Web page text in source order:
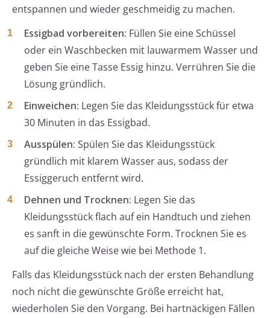
entspannen und wieder geschmeidig zu machen.
Essigbad vorbereiten: Füllen Sie eine Schüssel
oder ein Waschbecken mit lauwarmem Wasser und
geben Sie eine Tasse Essig hinzu. Verrühren Sie die
Lösung gründlich.
Einweichen: Legen Sie das Kleidungsstück für etwa
30 Minuten in das Essigbad.
Ausspülen: Spülen Sie das Kleidungsstück
gründlich mit klarem Wasser aus, sodass der
Essiggeruch entfernt wird.
Dehnen und Trocknen: Legen Sie das
Kleidungsstück flach auf ein Handtuch und ziehen
es sanft in die gewünschte Form. Trocknen Sie es
auf die gleiche Weise wie bei Methode 1.
Falls das Kleidungsstück nach der ersten Behandlung
noch nicht die gewünschte Größe erreicht hat,
wiederholen Sie den Vorgang. Bei hartnäckigen Fällen